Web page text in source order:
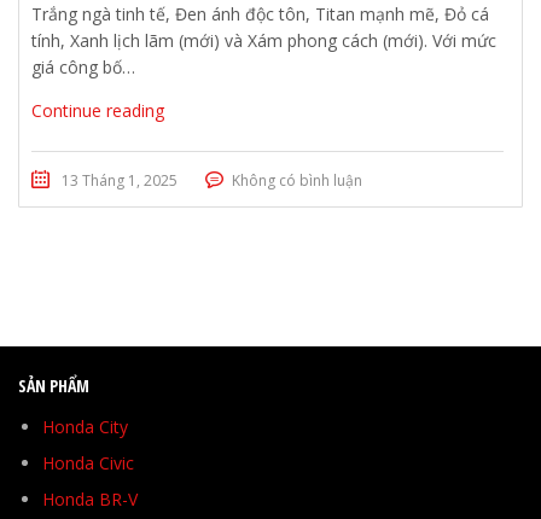
Trắng ngà tinh tế, Đen ánh độc tôn, Titan mạnh mẽ, Đỏ cá
tính, Xanh lịch lãm (mới) và Xám phong cách (mới). Với mức
giá công bố…
Continue reading
13 Tháng 1, 2025 Không có bình luận
SẢN PHẨM
Honda City
Honda Civic
Honda BR-V